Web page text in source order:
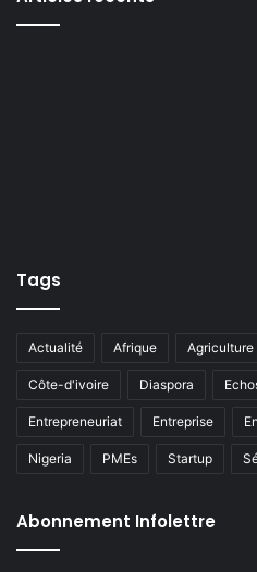
Tags
Actualité Afrique Agriculture
Côte-d'ivoire Diaspora
Entrepreneuriat Entreprise
Nigeria PMEs Startup
Abonnement Infolettre